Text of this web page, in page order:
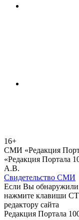
16+
СМИ «Редакция
«Редакция Портала
А.В.
Свидетельство СМИ
Если Вы обнаружили
нажмите клавиши
редактору сайта
Редакция Портала